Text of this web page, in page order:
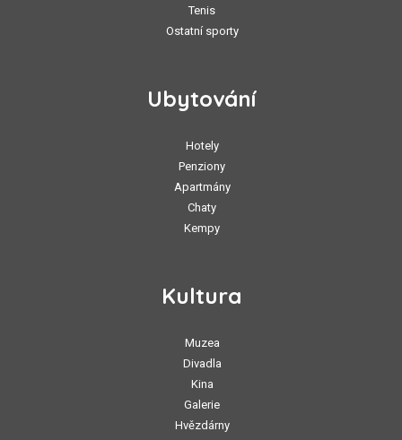
Tenis
Ostatní sporty
Ubytování
Hotely
Penziony
Apartmány
Chaty
Kempy
Kultura
Muzea
Divadla
Kina
Galerie
Hvězdárny